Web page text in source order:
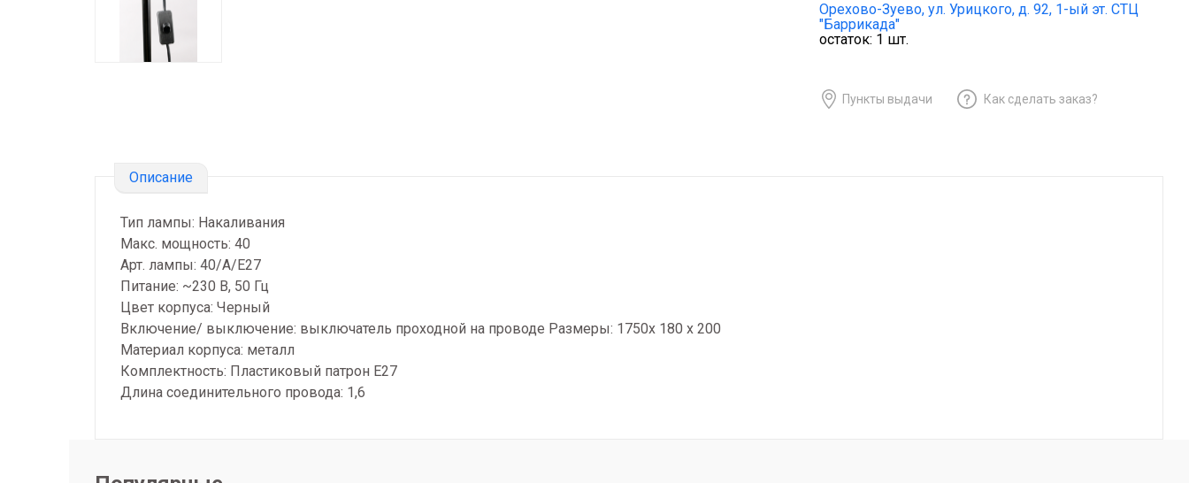
Орехово-Зуево, ул. Урицкого, д. 92, 1-ый эт. СТЦ
"Баррикада"
остаток: 1 шт.
Пункты выдачи Как сделать заказ?
Описание
Тип лампы: Накаливания
Макс. мощность: 40
Арт. лампы: 40/A/E27
Питание: ~230 В, 50 Гц
Цвет корпуса: Черный
Включение/ выключение: выключатель проходной на проводе Размеры: 1750х 180 х 200
Материал корпуса: металл
Комплектность: Пластиковый патрон Е27
Длина соединительного провода: 1,6